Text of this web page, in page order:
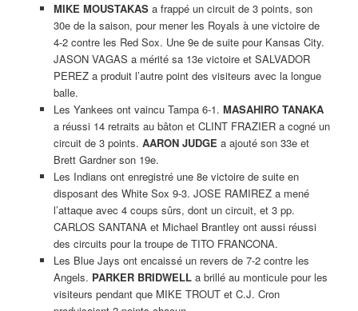
MIKE MOUSTAKASa frappé un circuit de 3 points, son
30e de la saison, pour mener les Royals à une victoire de
4-2 contre les Red Sox. Une 9e de suite pour Kansas City.
JASON VAGAS a mérité sa 13e victoire et SALVADOR
PEREZ a produit l’autre point des visiteurs avec la longue
balle.
Les Yankees ont vaincu Tampa 6-1. MASAHIRO TANAKA
a réussi 14 retraits au bâton et CLINT FRAZIER a cogné un
circuit de 3 points. AARON JUDGE a ajouté son 33e et
Brett Gardner son 19e.
Les Indians ont enregistré une 8e victoire de suite en
disposant des White Sox 9-3. JOSE RAMIREZ a mené
l’attaque avec 4 coups sûrs, dont un circuit, et 3 pp.
CARLOS SANTANA et Michael Brantley ont aussi réussi
des circuits pour la troupe de TITO FRANCONA.
Les Blue Jays ont encaissé un revers de 7-2 contre les
Angels. PARKER BRIDWELLa brillé au monticule pour les
visiteurs pendant que MIKE TROUT et C.J. Cron